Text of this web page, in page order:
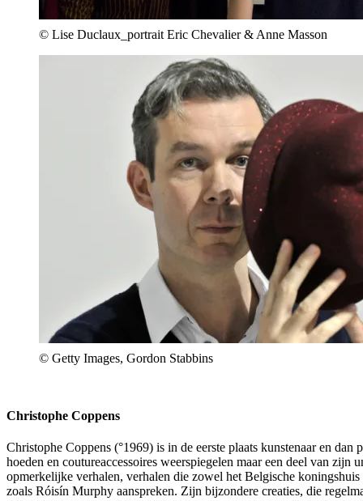
© Lise Duclaux_portrait Eric Chevalier & Anne Masson
© Getty Images, Gordon Stabbins
Christophe Coppens
Christophe Coppens (°1969) is in de eerste plaats kunstenaar en dan
hoeden en coutureaccessoires weerspiegelen maar een deel van zijn
opmerkelijke verhalen, verhalen die zowel het Belgische koningshuis
zoals Róisín Murphy aanspreken. Zijn bijzondere creaties, die